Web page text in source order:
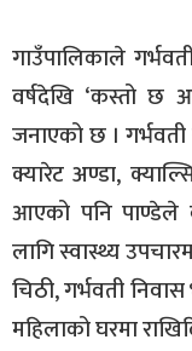
गाउँपालिकाले
वर्षदेखि ‘कस्तो छ
जनाएको छ ।
क्यारेट अण्डा,
आएको पनि पाण्डेले
लागि स्वास्थ्य
चिठी, गर्भवती
महिलाको घरमा